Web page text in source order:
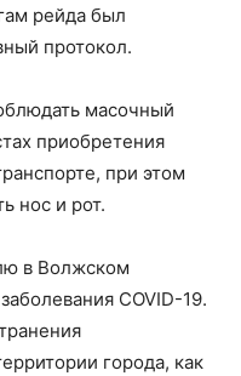
рейда был
протокол.
масочный
приобретения
при этом
нос и рот.
в Волжском
COVID-19.
города, как